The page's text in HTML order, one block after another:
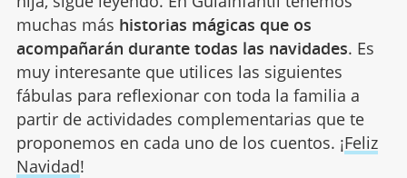
muchas más historias mágicas que os
acompañarán durante todas las navidades. Es
muy interesante que utilices las siguientes
fábulas para reflexionar con toda la familia a
partir de actividades complementarias que te
proponemos en cada uno de los cuentos. ¡Feliz
Navidad!